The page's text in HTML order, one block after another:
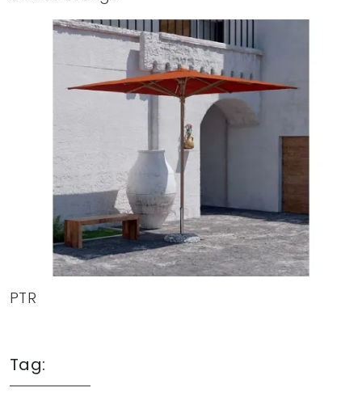
PTR
Tag: